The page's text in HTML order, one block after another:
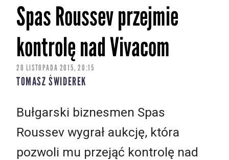
Spas Roussev przejmie
kontrolę nad Vivacom
20 LISTOPADA 2015, 20:15
TOMASZ ŚWIDEREK
Bułgarski biznesmen Spas
Roussev wygrał aukcję, która
pozwoli mu przejąć kontrolę nad